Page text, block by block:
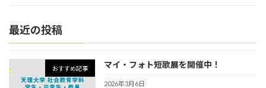
最近の投稿
おすすめ記事 マイ・フォト短歌展を開催中！
2026年3月6日